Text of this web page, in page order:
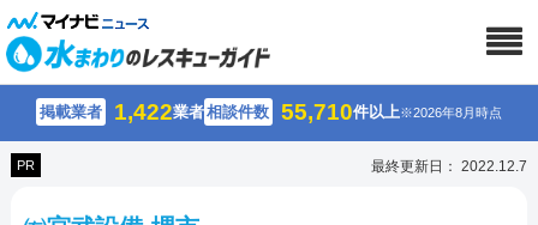
掲載業者 1,422業者相談件数 55,710件以上※2026年8月時点
PR 最終更新日： 2022.12.7